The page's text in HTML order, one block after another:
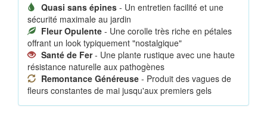
Quasi sans épines - Un entretien facilité et une
sécurité maximale au jardin
Fleur Opulente - Une corolle très riche en pétales
offrant un look typiquement "nostalgique"
Santé de Fer- Une plante rustique avec une haute
résistance naturelle aux pathogènes
Remontance Généreuse - Produit des vagues de
fleurs constantes de mai jusqu'aux premiers gels